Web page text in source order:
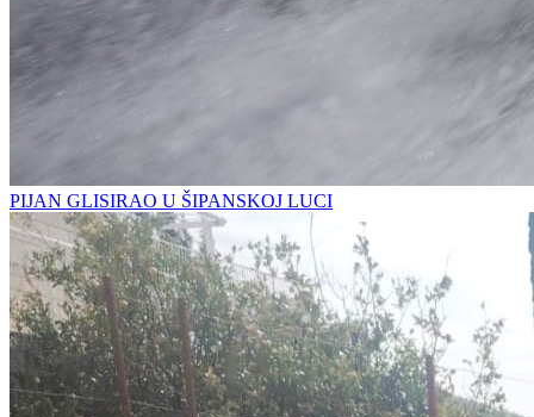
PIJAN GLISIRAO U ŠIPANSKOJ LUCI